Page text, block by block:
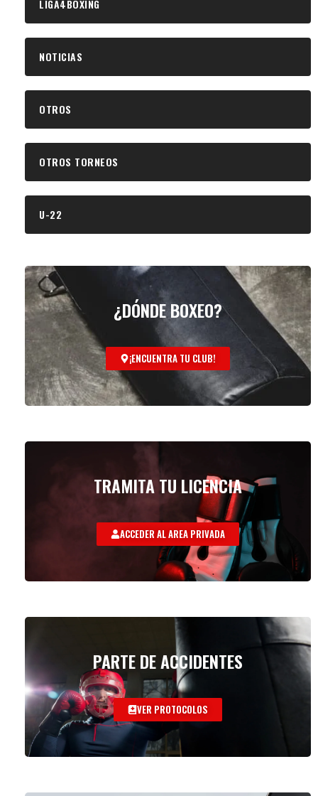
LIGA4BOXING
NOTICIAS
OTROS
OTROS TORNEOS
U-22
¿DÓNDE BOXEO?
¡ENCUENTRA TU CLUB!
TRAMITA TU LICENCIA
ACCEDER AL AREA PRIVADA
PARTE DE ACCIDENTES
VER PROTOCOLOS